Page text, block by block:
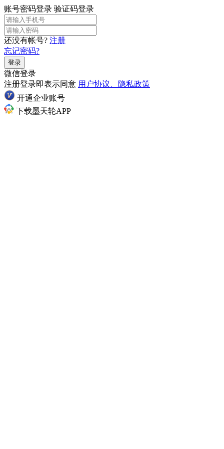
账号密码登录 验证码登录
还没有帐号? 注册
忘记密码?
登录
微信登录
注册登录即表示同意 用户协议、隐私政策
开通企业账号
下载墨天轮APP